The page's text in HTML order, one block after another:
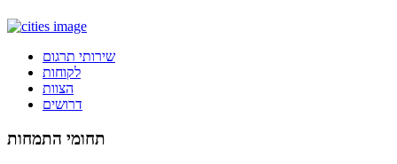
שירותי תרגום
לקוחות
הצוות
דרושים
תחומי התמחות